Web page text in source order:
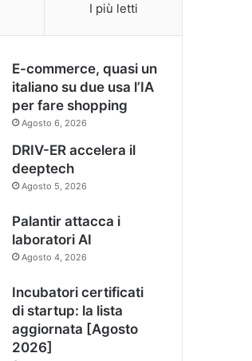
I più letti
E-commerce, quasi un
italiano su due usa l’IA
per fare shopping
Agosto 6, 2026
DRIV-ER accelera il
deeptech
Agosto 5, 2026
Palantir attacca i
laboratori AI
Agosto 4, 2026
Incubatori certificati
di startup: la lista
aggiornata [Agosto
2026]